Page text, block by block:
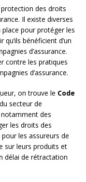
des droits
Il existe diverses
pour protéger les
bénéficient d’un
d’assurance.
contre les pratiques
d’assurance.
on trouve le Code
secteur de
notamment des
les droits des
les assureurs de
sur leurs produits et
délai de rétractation